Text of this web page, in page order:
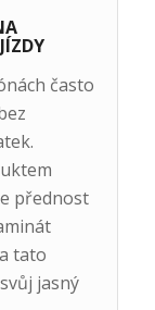
často
přednost
tato
jasný